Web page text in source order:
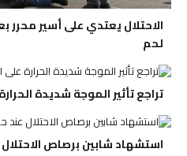
الاحتلال يعتدي على أسير محرر
لحم
تراجع تأثير الموجة شديدة
استشهاد شابين برصاص